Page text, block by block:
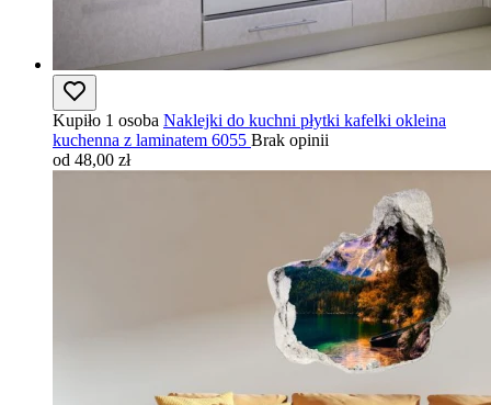
Kupiło 1 osoba Naklejki do kuchni płytki kafelki okleina
kuchenna z laminatem 6055 Brak opinii
od 48,00 zł